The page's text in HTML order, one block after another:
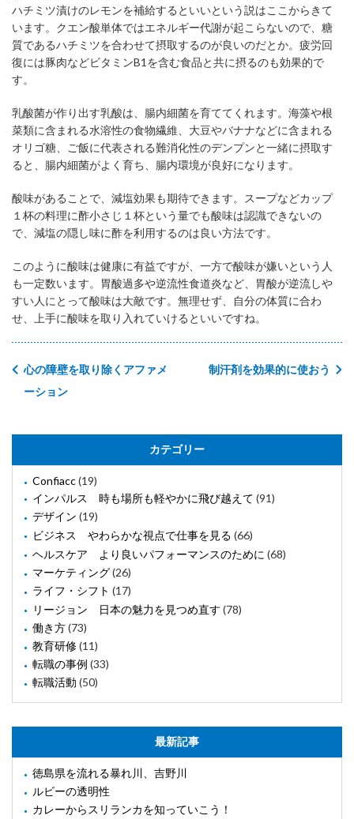
ハチミツ漬けのレモンを補給するといいという説はここからきて
います。クエン酸単体ではエネルギー代謝が起こらないので、糖
質であるハチミツを合わせて摂取するのが良いのだとか。疲労回
復には豚肉などビタミンB1を含む食品と共に摂るのも効果的で
す。
乳酸菌が作り出す乳酸は、腸内細菌を育ててくれます。海藻や根
菜類に含まれる水溶性の食物繊維、大豆やバナナなどに含まれる
オリゴ糖、ご飯に代表される難消化性のデンプンと一緒に摂取す
ると、腸内細菌がよく育ち、腸内環境が良好になります。
酸味があることで、減塩効果も期待できます。スープなどカップ
１杯の料理に酢小さじ１杯という量でも酸味は認識できないの
で、減塩の隠し味に酢を利用するのは良い方法です。
このように酸味は健康に有益ですが、一方で酸味が嫌いという人
も一定数います。胃酸過多や逆流性食道炎など、胃酸が逆流しや
すい人にとって酸味は大敵です。無理せず、自分の体質に合わ
せ、上手に酸味を取り入れていけるといいですね。
制汗剤を効果的に使おう
心の障壁を取り除くアファメ
ーション
カテゴリー
Confiacc(19)
インパルス 時も場所も軽やかに飛び越えて (91)
デザイン (19)
ビジネス やわらかな視点で仕事を見る (66)
ヘルスケア より良いパフォーマンスのために (68)
マーケティング(26)
ライフ・シフト (17)
リージョン 日本の魅力を見つめ直す (78)
働き方(73)
教育研修(11)
転職の事例 (33)
転職活動 (50)
最新記事
徳島県を流れる暴れ川、吉野川
ルビーの透明性
カレーからスリランカを知っていこう！